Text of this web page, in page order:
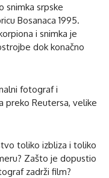
snimka srpske
Bosanaca 1995.
i snimka je
dok konačno
fotograf i
preko Reutersa, velike
toliko izbliza i toliko
Zašto je dopustio
zadrži film?